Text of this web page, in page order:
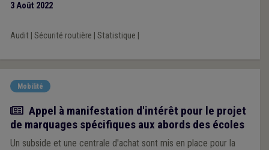
3 Août 2022
Audit| Sécurité routière Statistique
Mobilité
Actualité
Appel à manifestation d'intérêt pour le projet
de marquages spécifiques aux abords des écoles
Un subside et une centrale d'achat sont mis en place pour la